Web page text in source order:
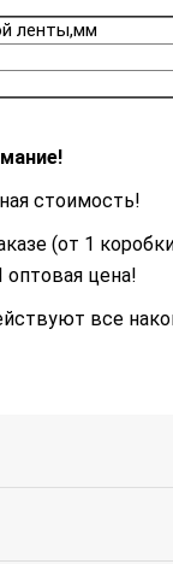
ленты,мм
стоимость!
(от 1
цена!
все